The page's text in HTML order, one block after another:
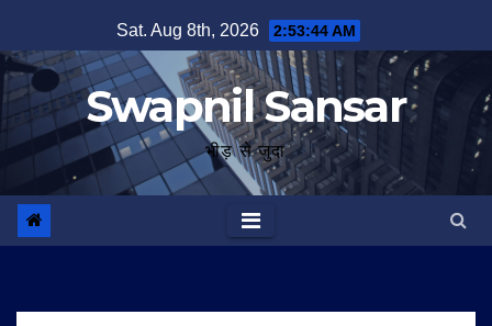
to
content
Sat. Aug 8th, 2026 2:53:45 AM
Swapnil Sansar
भीड़ से जुदा